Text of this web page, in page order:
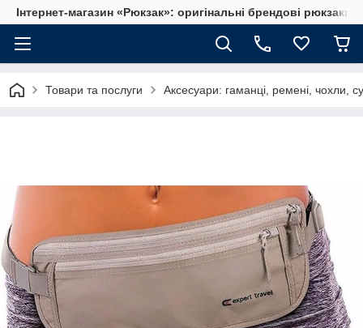
Інтернет-магазин «Рюкзак»: оригінальні брендові рюкзаки
Товари та послуги Аксесуари: гаманці, ремені, чохли,